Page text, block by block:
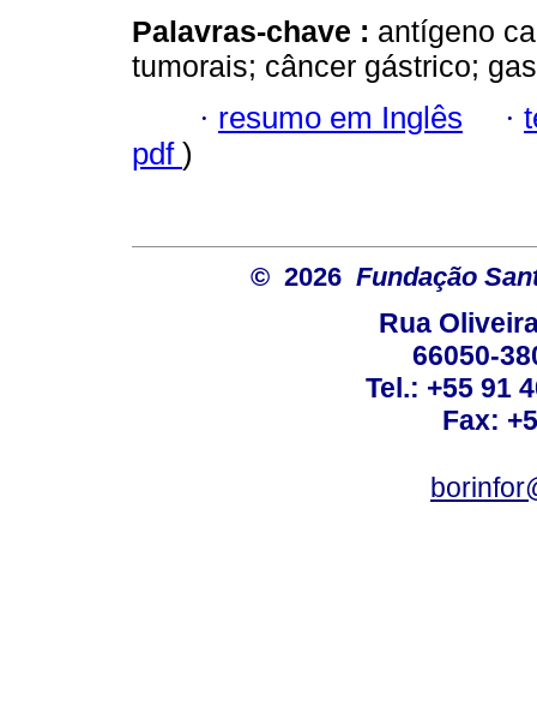
Palavras-chave : antígeno
tumorais; câncer gástrico;
· resumo em Inglês ·
pdf )
© 2026 Fundação
Rua
66050-
Tel.: +55 91
Fax: